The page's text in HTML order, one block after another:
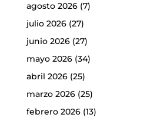
agosto 2026(7)
julio 2026(27)
junio 2026(27)
mayo 2026(34)
abril 2026(25)
marzo 2026(25)
febrero 2026(13)